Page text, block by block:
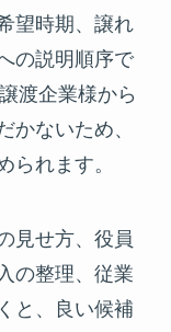
望時期、譲れ
の説明順序で
渡企業様から
かないため、
られます。
見せ方、役員
の整理、従業
と、良い候補